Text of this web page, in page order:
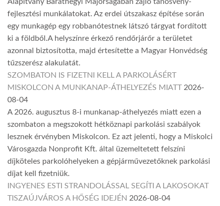
fejlesztési munkálatokat. Az erdei útszakasz építése során
egy munkagép egy robbanótestnek látszó tárgyat fordított
ki a földből.A helyszínre érkező rendőrjárőr a területet
azonnal biztosította, majd értesítette a Magyar Honvédség
tűzszerész alakulatát.
SZOMBATON IS FIZETNI KELL A PARKOLÁSÉRT
MISKOLCON A MUNKANAP-ÁTHELYEZÉS MIATT 2026-
08-04
A 2026. augusztus 8-i munkanap-áthelyezés miatt ezen a
szombaton a megszokott hétköznapi parkolási szabályok
lesznek érvényben Miskolcon. Ez azt jelenti, hogy a Miskolci
Városgazda Nonprofit Kft. által üzemeltetett felszíni
díjköteles parkolóhelyeken a gépjárművezetőknek parkolási
díjat kell fizetniük.
INGYENES ESTI STRANDOLÁSSAL SEGÍTI A LAKOSOKAT
TISZAÚJVÁROS A HŐSÉG IDEJÉN 2026-08-04